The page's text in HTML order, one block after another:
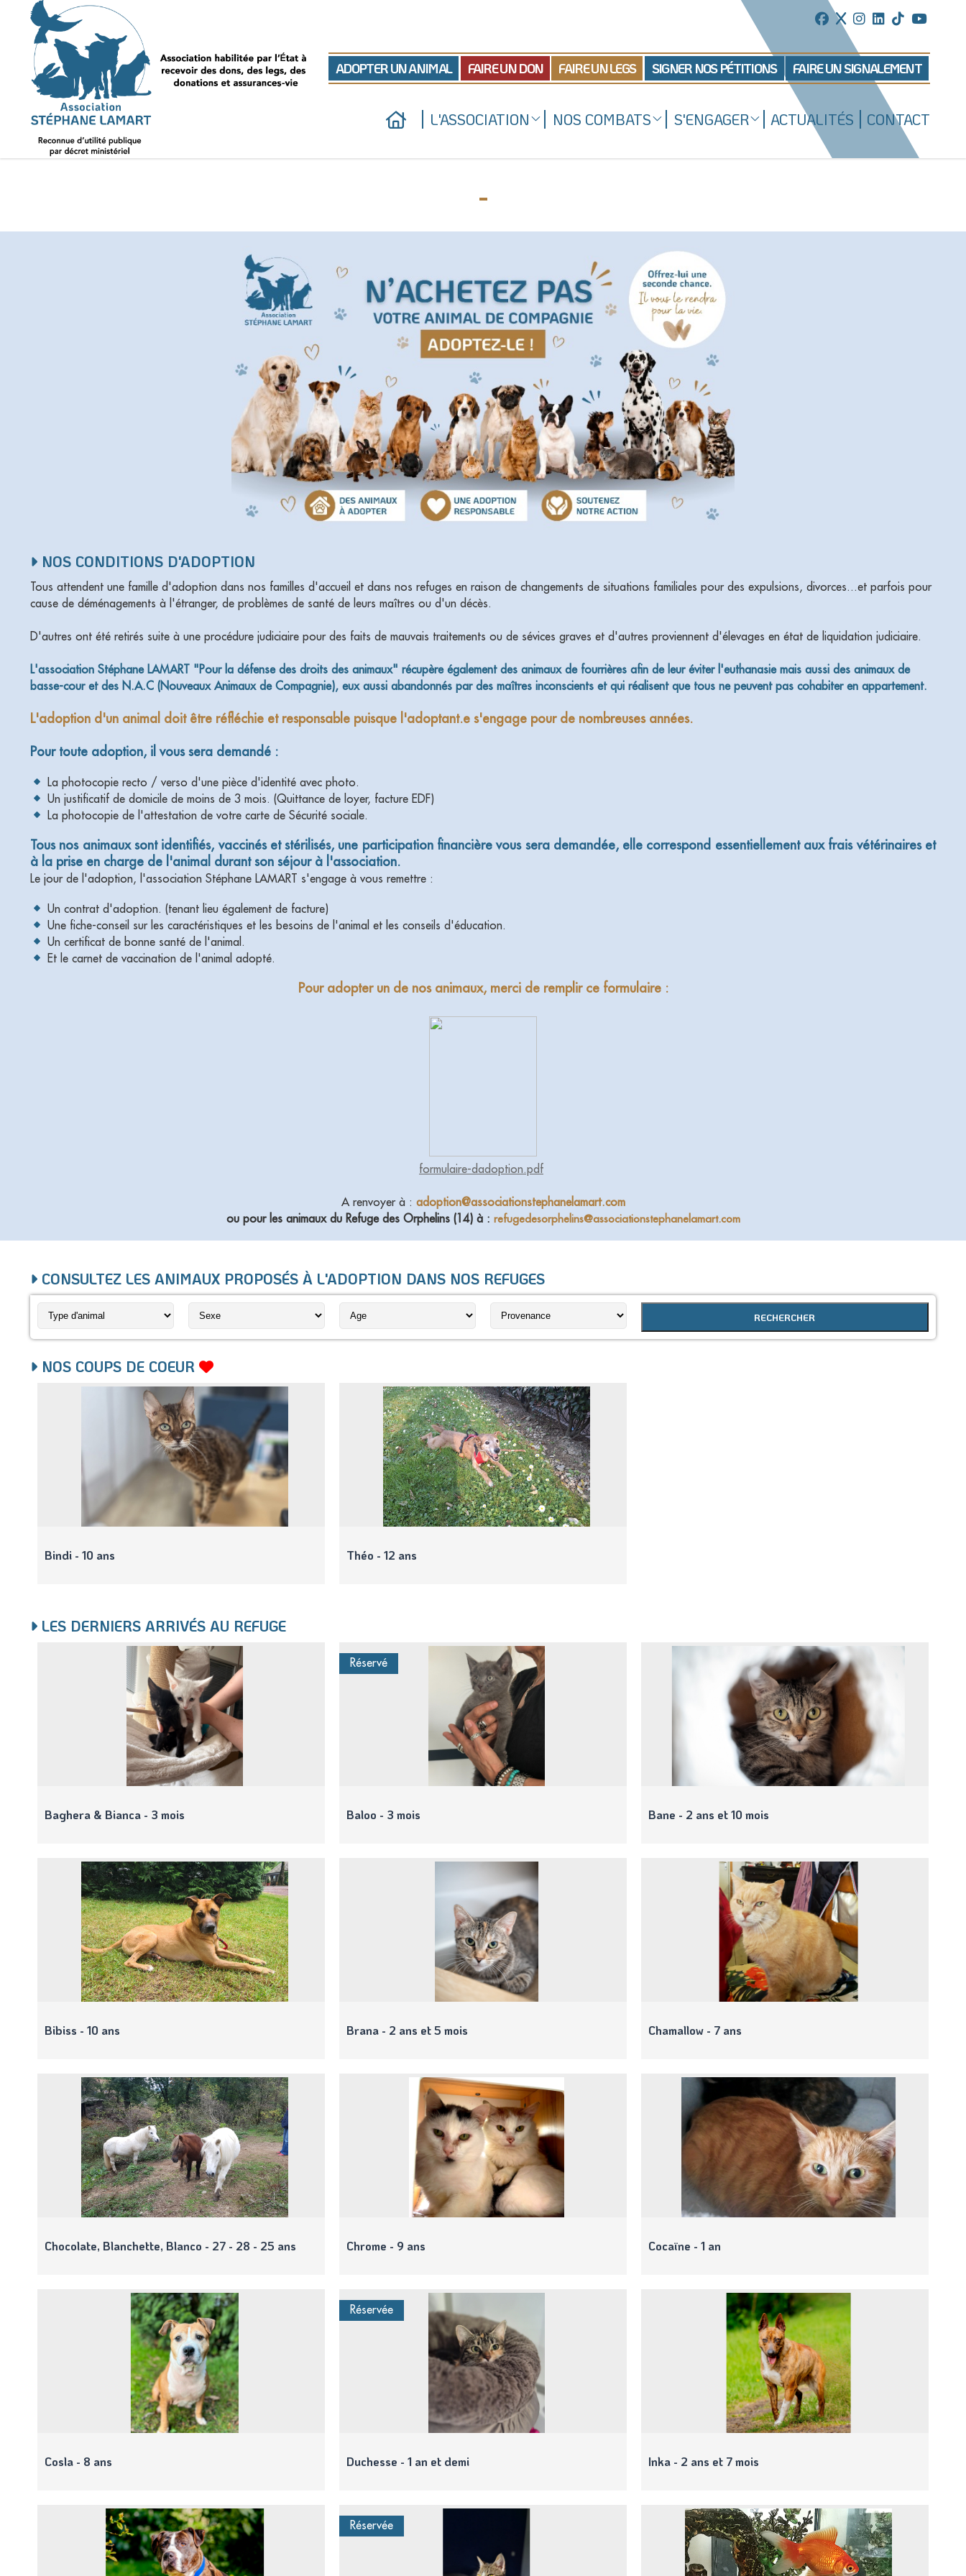
ADOPTER UN ANIMAL FAIRE UN DON FAIRE UN LEGS SIGNER NOS PÉTITIONS FAIRE UN SIGNALEMENT
L'ASSOCIATION
Nous soutenir
NOS COMBATS S'ENGAGER
Bénévoles dans nos refuges
Matériel militant
Salarié(e) / Stagiaire
ACTUALITÉS CONTACT
-
NOS CONDITIONS D'ADOPTION
Tous attendent une famille d'adoption dans nos familles d'accueil et dans nos refuges en raison de changements de situations familiales pour des expulsions, divorces...et parfois pour
cause de déménagements à l'étranger, de problèmes de santé de leurs maîtres ou d'un décès.
D'autres ont été retirés suite à une procédure judiciaire pour des faits de mauvais traitements ou de sévices graves et d'autres proviennent d'élevages en état de liquidation judiciaire.
L'association Stéphane LAMART "Pour la défense des droits des animaux" récupère également des animaux de fourrières afin de leur éviter l'euthanasie mais aussi des animaux de
basse-cour et des N.A.C (Nouveaux Animaux de Compagnie), eux aussi abandonnés par des maîtres inconscients et qui réalisent que tous ne peuvent pas cohabiter en appartement.
L'adoption d'un animal doit être réfléchie et responsable puisque l'adoptant.e s'engage pour de nombreuses années.
Pour toute adoption, il vous sera demandé :
La photocopie recto / verso d'une pièce d'identité avec photo.
Un justificatif de domicile de moins de 3 mois. (Quittance de loyer, facture EDF)
La photocopie de l'attestation de votre carte de Sécurité sociale.
Tous nos animaux sont identifiés, vaccinés et stérilisés, une participation financière vous sera demandée, elle correspond essentiellement aux frais vétérinaires et
à la prise en charge de l'animal durant son séjour à l'association.
Le jour de l'adoption, l'association Stéphane LAMART s'engage à vous remettre :
Un contrat d'adoption. (tenant lieu également de facture)
Une fiche-conseil sur les caractéristiques et les besoins de l'animal et les conseils d'éducation.
Un certificat de bonne santé de l'animal.
Et le carnet de vaccination de l'animal adopté.
Pour adopter un de nos animaux, merci de remplir ce formulaire :
formulaire-dadoption.pdf
A renvoyer à : adoption@associationstephanelamart.com
ou pour les animaux du Refuge des Orphelins (14) à : refugedesorphelins@associationstephanelamart.com
CONSULTEZ LES ANIMAUX PROPOSÉS À L'ADOPTION DANS NOS REFUGES
NOS COUPS DE COEUR
Bindi - 10 ans Théo - 12 ans
LES DERNIERS ARRIVÉS AU REFUGE
Baghera & Bianca - 3 mois
Réservé
Baloo - 3 mois Bane - 2 ans et 10 mois
Bibiss - 10 ans Brana - 2 ans et 5 mois Chamallow - 7 ans
Chocolate, Blanchette, Blanco - 27 - 28 - 25 ans Chrome - 9 ans Cocaïne - 1 an
Cosla - 8 ans
Réservée
Duchesse - 1 an et demi Inka - 2 ans et 7 mois
Réservée